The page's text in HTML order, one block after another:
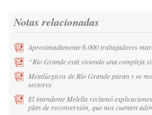
Notas relacionadas
Aproximadamente 6.000 trabajadores
“Río Grande está viviendo una compleja
Metalúrgicos de Río Grande paran y se
sectores
El intendente Melella reclamó
plan de reconversión, que nos cuenten